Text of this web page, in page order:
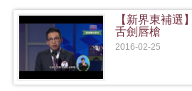
【新界東補選
舌劍唇槍
2016-02-25